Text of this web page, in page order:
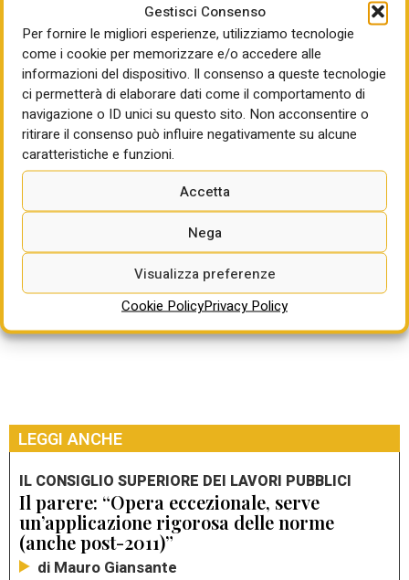
Gestisci Consenso
Per fornire le migliori esperienze, utilizziamo tecnologie
come i cookie per memorizzare e/o accedere alle
informazioni del dispositivo. Il consenso a queste tecnologie
ci permetterà di elaborare dati come il comportamento di
navigazione o ID unici su questo sito. Non acconsentire o
ritirare il consenso può influire negativamente su alcune
caratteristiche e funzioni.
Accetta
Nega
Visualizza preferenze
Cookie PolicyPrivacy Policy
disposizione; 3 punti per l’impiego di veicoli per la posa e
rimozione automatica o semiautomatica dei coni; 3 punti
per impegno alle pari opportunità generazionali, di genere e
di inclusione lavorativa; 2 punti per utilizzo di coni con
fascia rossa rifrangente.
Termine per la partecipazione: 17/10/2025 ore 12:00
Per approfondire:
https://tangenzialedinapoli.bravosolution.com
LEGGI ANCHE
IL CONSIGLIO SUPERIORE DEI LAVORI PUBBLICI
Il parere: “Opera eccezionale, serve
un’applicazione rigorosa delle norme
(anche post-2011)”
di Mauro Giansante